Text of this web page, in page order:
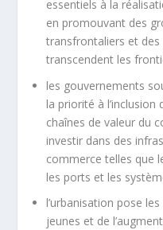
essentiels à la
en promouvant des
transfrontaliers et
transcendent les
les gouvernements
la priorité à
chaînes de valeur du
investir dans des
commerce telles que
les ports et les
l’urbanisation pose
jeunes et de